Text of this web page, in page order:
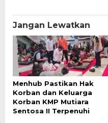
Jangan Lewatkan
Menhub Pastikan Hak
Korban dan Keluarga
Korban KMP Mutiara
Sentosa II Terpenuhi